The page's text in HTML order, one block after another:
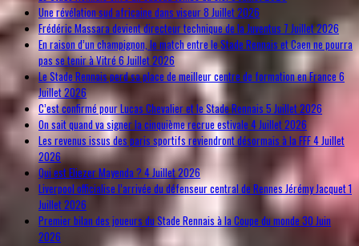
Une révélation sud africaine dans viseur8 Juillet 2026
Frédéric Massara devient directeur technique de la Juventus 7 Juillet 2026
En raison d’un champignon, le match entre le Stade Rennais et Caen ne pourra
pas se tenir à Vitré6 Juillet 2026
Le Stade Rennais perd sa place de meilleur centre de formation en France6
Juillet 2026
C’est confirmé pour Lucas Chevalier et le Stade Rennais 5 Juillet 2026
On sait quand va signer la cinquième recrue estivale 4 Juillet 2026
Les revenus issus des paris sportifs reviendront désormais à la FFF4 Juillet
2026
Qui est Eliezer Mayenda ? 4 Juillet 2026
Liverpool officialise l’arrivée du défenseur central de Rennes Jérémy Jacquet1
Juillet 2026
Premier bilan des joueurs du Stade Rennais à la Coupe du monde30 Juin
2026